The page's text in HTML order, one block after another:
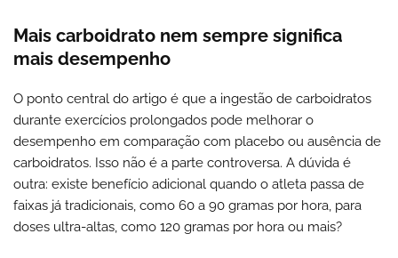
Mais carboidrato nem sempre significa
mais desempenho
O ponto central do artigo é que a ingestão de carboidratos
durante exercícios prolongados pode melhorar o
desempenho em comparação com placebo ou ausência de
carboidratos. Isso não é a parte controversa. A dúvida é
outra: existe benefício adicional quando o atleta passa de
faixas já tradicionais, como 60 a 90 gramas por hora, para
doses ultra-altas, como 120 gramas por hora ou mais?